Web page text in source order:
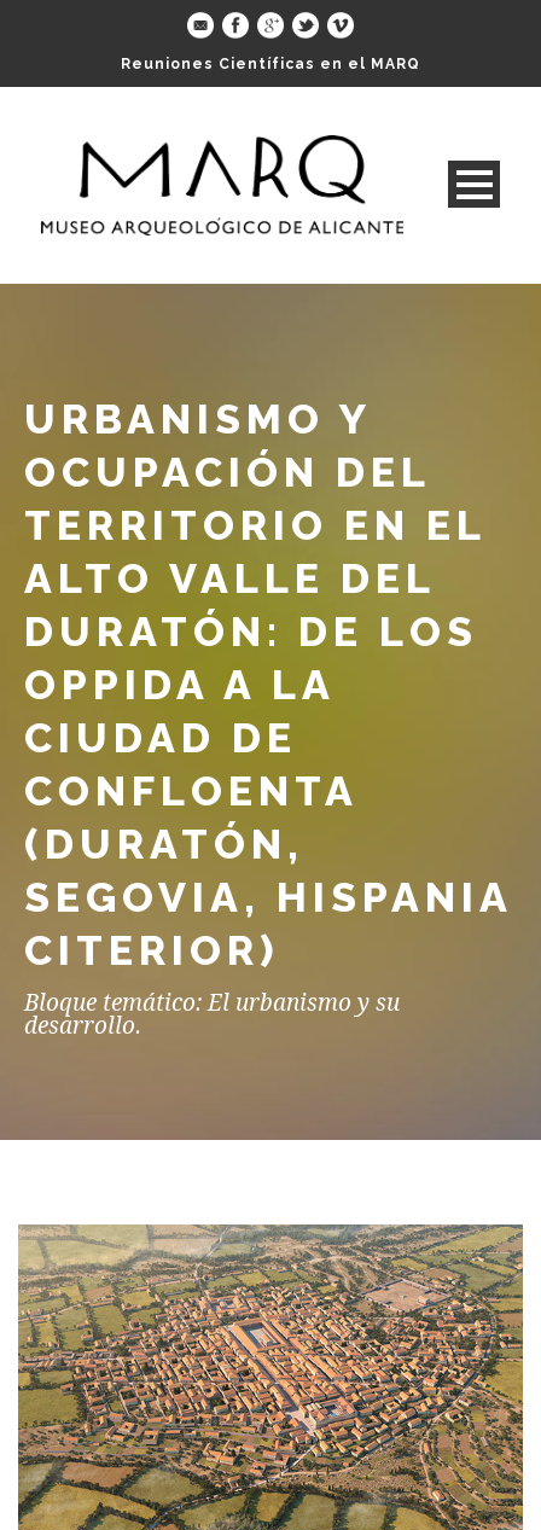
Reuniones Científicas en el MARQ
URBANISMO Y
OCUPACIÓN DEL
TERRITORIO EN EL
ALTO VALLE DEL
DURATÓN: DE LOS
OPPIDA A LA
CIUDAD DE
CONFLOENTA
(DURATÓN,
SEGOVIA, HISPANIA
CITERIOR)
Bloque temático: El urbanismo y su
desarrollo.